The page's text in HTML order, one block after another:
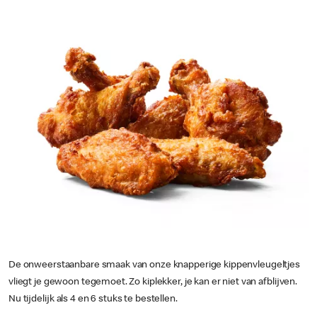
De onweerstaanbare smaak van onze knapperige kippenvleugeltjes
vliegt je gewoon tegemoet. Zo kiplekker, je kan er niet van afblijven.
Nu tijdelijk als 4 en 6 stuks te bestellen.